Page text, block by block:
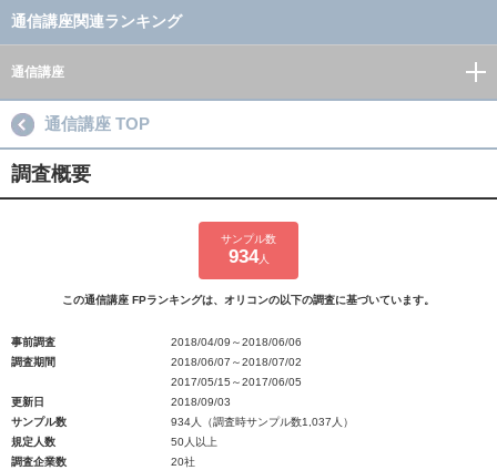
通信講座関連ランキング
通信講座
通信講座 TOP
調査概要
サンプル数
934人
この通信講座 FPランキングは、オリコンの以下の調査に基づいています。
事前調査
2018/04/09～2018/06/06
調査期間
2018/06/07～2018/07/02
2017/05/15～2017/06/05
更新日
2018/09/03
サンプル数
934人（調査時サンプル数1,037人）
規定人数
50人以上
調査企業数
20社